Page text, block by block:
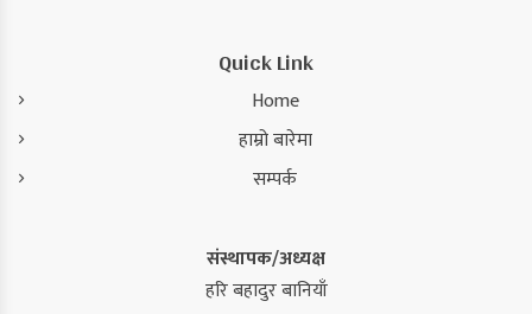
Quick Link
Home
हाम्रो बारेमा
सम्पर्क
संस्थापक/अध्यक्ष
हरि बहादुर बानियाँ